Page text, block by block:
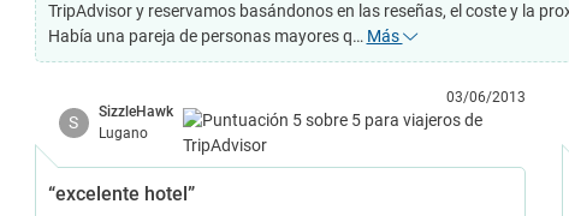
TripAdvisor y reservamos basándonos en las reseñas, el coste y la
Había una pareja de personas mayores q… Más
S
SizzleHawk
Lugano
03/06/2013
“excelente hotel”